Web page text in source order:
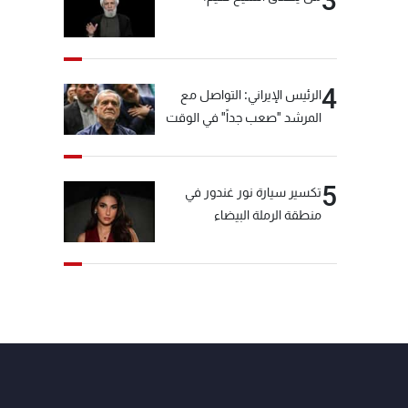
4الرئيس الإيراني: التواصل مع
المرشد "صعب جداً" في الوقت
5تكسير سيارة نور غندور في
منطقة الرملة البيضاء